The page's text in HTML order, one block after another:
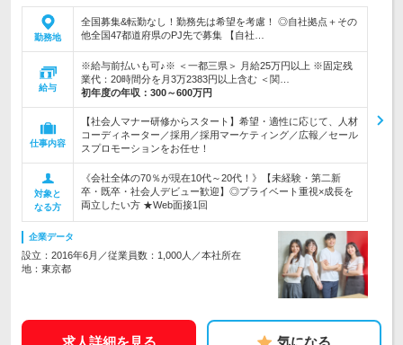
勤務地
全国募集&転勤なし！勤務先は希望を考慮！ ◎自社拠点＋その
他全国47都道府県のPJ先で募集 【自社…
給与
※給与前払いも可♪※ ＜一都三県＞ 月給25万円以上 ※固定残
業代：20時間分を月3万2383円以上含む ＜関…
初年度の年収： 300～600万円
仕事内容
【社会人マナー研修からスタート】希望・適性に応じて、人材
コーディネーター／採用／採用マーケティング／広報／セール
スプロモーションをお任せ！
対象と
なる方
《会社全体の70％が現在10代～20代！》【未経験・第二新
卒・既卒・社会人デビュー歓迎】◎プライベート重視×成長を
両立したい方 ★Web面接1回
企業データ
設立：2016年6月／従業員数：1,000人／本社所在
地：東京都
求人詳細を見る 気になる